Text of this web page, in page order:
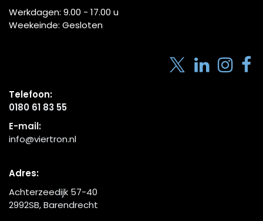
Werkdagen: 9.00 - 17.00 u
Weekeinde: Gesloten
Telefoon:
0180 61 83 55
E-mail:
info@viertron.nl
Adres:
Achterzeedijk 57-40
2992SB, Barendrecht